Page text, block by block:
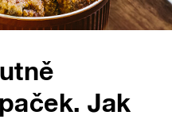
Jak